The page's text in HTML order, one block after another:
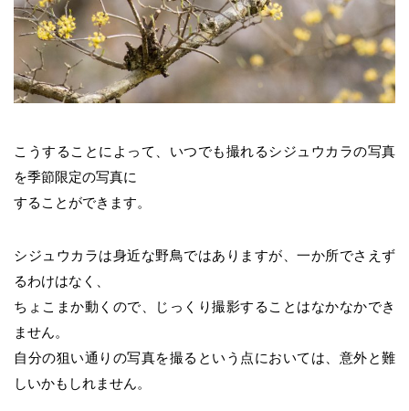
こうすることによって、いつでも撮れるシジュウカラの写真
を季節限定の写真に
することができます。
シジュウカラは身近な野鳥ではありますが、一か所でさえず
るわけはなく、
ちょこまか動くので、じっくり撮影することはなかなかでき
ません。
自分の狙い通りの写真を撮るという点においては、意外と難
しいかもしれません。